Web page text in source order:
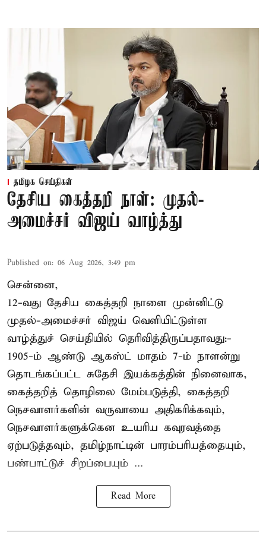
தமிழக செய்திகள்
தேசிய கைத்தறி நாள்: முதல்-
அமைச்சர் விஜய் வாழ்த்து
Published on: 06 Aug 2026, 3:49 pm
சென்னை,
12-வது தேசிய கைத்தறி நாளை முன்னிட்டு
முதல்-அமைச்சர் விஜய் வெளியிட்டுள்ள
வாழ்த்துச் செய்தியில் தெரிவித்திருப்பதாவது:-
1905-ம் ஆண்டு ஆகஸ்ட் மாதம் 7-ம் நாளன்று
தொடங்கப்பட்ட சுதேசி இயக்கத்தின் நினைவாக,
கைத்தறித் தொழிலை மேம்படுத்தி, கைத்தறி
நெசவாளர்களின் வருவாயை அதிகரிக்கவும்,
நெசவாளர்களுக்கென உயரிய கவுரவத்தை
ஏற்படுத்தவும், தமிழ்நாட்டின் பாரம்பரியத்தையும்,
பண்பாட்டுச் சிறப்பையும் ...
Read More